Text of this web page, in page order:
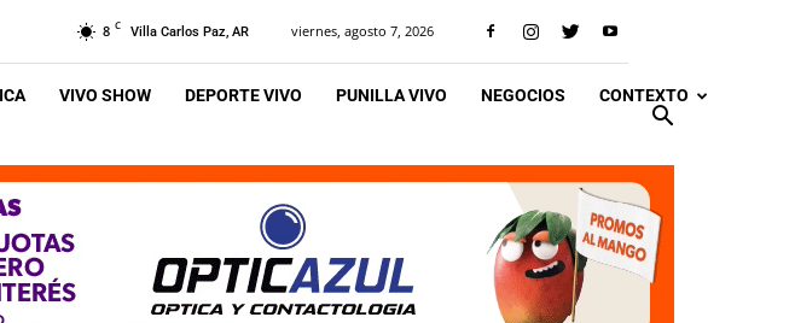
8 C Villa Carlos Paz, AR viernes, agosto 7, 2026
VIVO SHOW DEPORTE VIVO PUNILLA VIVO NEGOCIOS CONTEXTO